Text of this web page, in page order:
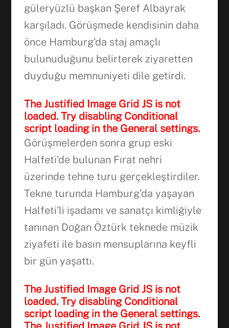
güleryüzlü başkan Şeref Albayrak
karşıladı. Görüşmede kendisinin daha
önce Hamburg’da staj amaçlı
bulunuduğunu belirterek ziyaretten
duyduğu memnuniyeti dile getirdi.
The Justified Image Grid JS is not
loaded. Try disabling Conditional
script loading in the General settings.
Görüşmelerden sonra grup eski
Halfeti’de bulunan Fırat nehri
üzerinde tehne turu gerçekleştirdiler.
Tekne turunda Hamburg’da yaşayan
Halfeti’li işadamı ve sanatçı kimliğiyle
tanınan Doğan Öztürk teknede müzik
ziyafeti ile basın mensuplarına keyfli
bir gün yaşattı.
The Justified Image Grid JS is not
loaded. Try disabling Conditional
script loading in the General settings.